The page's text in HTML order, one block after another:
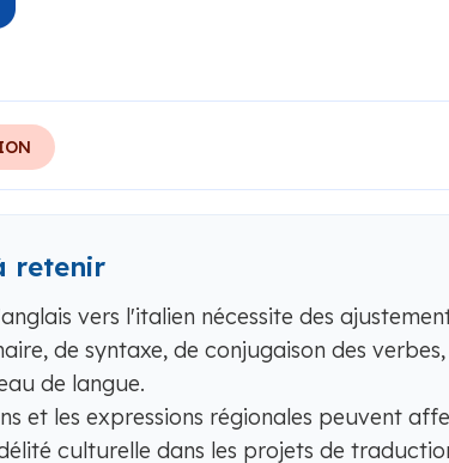
retenir
vers l'italien nécessite des
de syntaxe, de conjugaison des
de langue.
et les expressions régionales peuvent
culturelle dans les projets de